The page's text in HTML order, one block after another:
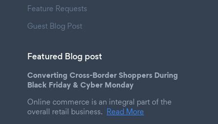
Feature Requests
Guest Blog Post
Featured Blog post
Converting Cross-Border Shoppers During
Black Friday & Cyber Monday
Online commerce is an integral part of the
overall retail business. Read More